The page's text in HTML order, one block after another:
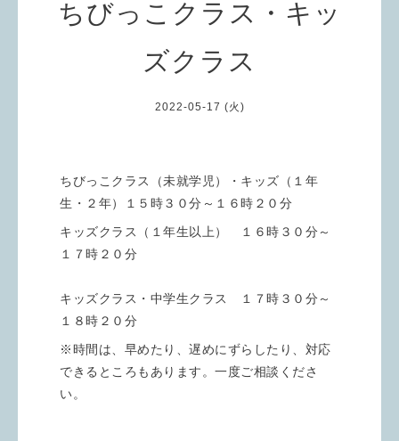
ちびっこクラス・キッ
ズクラス
2022-05-17 (火)
ちびっこクラス（未就学児）・キッズ（１年
生・２年）１５時３０分～１６時２０分
キッズクラス（１年生以上） １６時３０分～
１７時２０分
キッズクラス・中学生クラス １７時３０分～
１８時２０分
※時間は、早めたり、遅めにずらしたり、対応
できるところもあります。一度ご相談くださ
い。